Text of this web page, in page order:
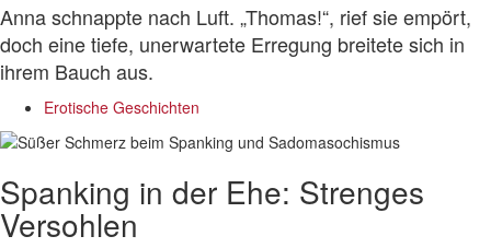
Anna schnappte nach Luft. „Thomas!“, rief sie empört,
doch eine tiefe, unerwartete Erregung breitete sich in
ihrem Bauch aus.
Erotische Geschichten
Spanking in der Ehe: Strenges
Versohlen